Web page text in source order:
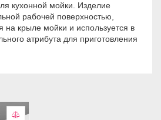
кухонной мойки. Изделие
рабочей поверхностью,
на крыле мойки и используется в
атрибута для приготовления